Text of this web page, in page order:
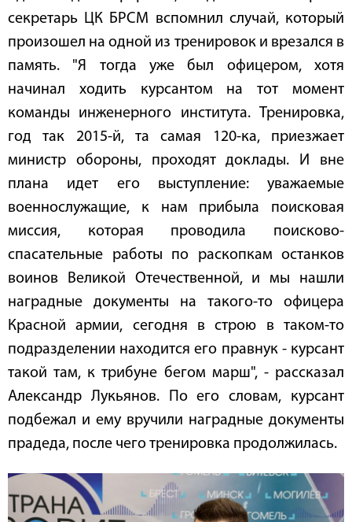
секретарь ЦК БРСМ вспомнил случай, который
произошел на одной из тренировок и врезался в
память. "Я тогда уже был офицером, хотя
начинал ходить курсантом на тот момент
команды инженерного института. Тренировка,
год так 2015-й, та самая 120-ка, приезжает
министр обороны, проходят доклады. И вне
плана идет его выступление: уважаемые
военнослужащие, к нам прибыла поисковая
миссия, которая проводила поисково-
спасательные работы по раскопкам останков
воинов Великой Отечественной, и мы нашли
наградные документы на такого-то офицера
Красной армии, сегодня в строю в таком-то
подразделении находится его правнук - курсант
такой там, к трибуне бегом марш", - рассказал
Александр Лукьянов. По его словам, курсант
подбежал и ему вручили наградные документы
прадеда, после чего тренировка продолжилась.